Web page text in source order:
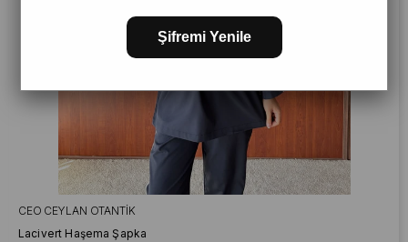
CEO CEYLAN OTANTIK
Lacivert Haşema Şapka
Şifremi Yenile